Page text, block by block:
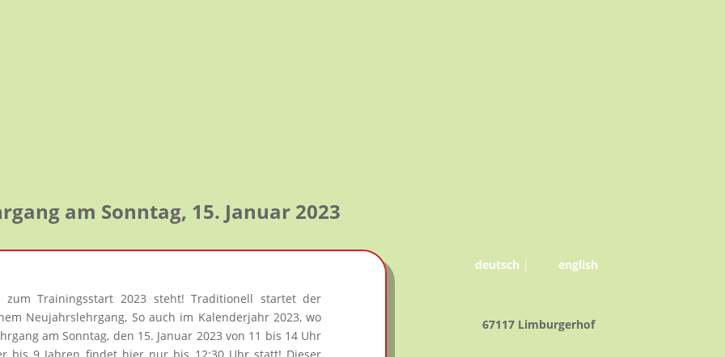
am Sonntag, 15. Januar 2023
zum Trainingsstart 2023 steht! Traditionell startet der
Neujahrslehrgang, So auch im Kalenderjahr 2023, wo
am Sonntag, den 15. Januar 2023 von 11 bis 14 Uhr
deutsch | english
67117 Limburgerhof